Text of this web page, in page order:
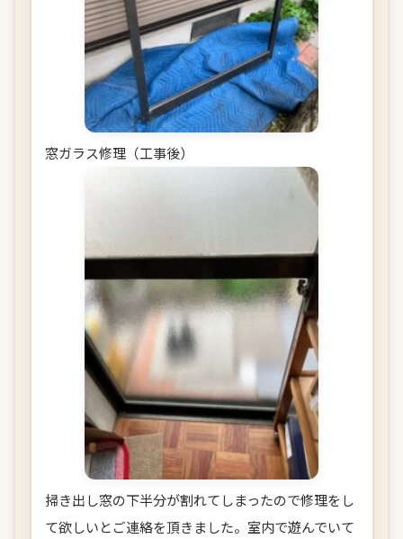
窓ガラス修理（工事後）
掃き出し窓の下半分が割れてしまったので修理をし
て欲しいとご連絡を頂きました。室内で遊んでいて